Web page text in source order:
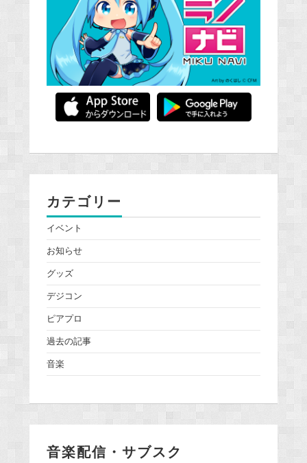
カテゴリー
イベント
お知らせ
グッズ
デジコン
ピアプロ
過去の記事
音楽
音楽配信・サブスク